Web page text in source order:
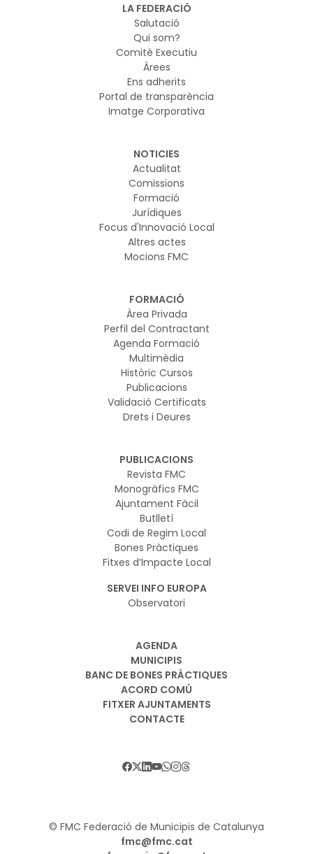
LA FEDERACIÓ
Salutació
Qui som?
Comitè Executiu
Àrees
Ens adherits
Portal de transparència
Imatge Corporativa
NOTICIES
Actualitat
Comissions
Formació
Jurídiques
Focus d'Innovació Local
Altres actes
Mocions FMC
FORMACIÓ
Àrea Privada
Perfil del Contractant
Agenda Formació
Multimèdia
Històric Cursos
Publicacions
Validació Certificats
Drets i Deures
PUBLICACIONS
Revista FMC
Monogràfics FMC
Ajuntament Fàcil
Butlletí
Codi de Regim Local
Bones Pràctiques
Fitxes d’Impacte Local
SERVEI INFO EUROPA
Observatori
AGENDA
MUNICIPIS
BANC DE BONES PRÀCTIQUES
ACORD COMÚ
FITXER AJUNTAMENTS
CONTACTE
© FMC Federació de Municipis de Catalunya
fmc@fmc.cat